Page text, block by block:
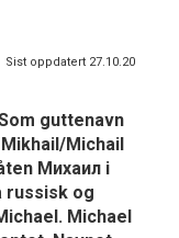
Sist oppdatert 27.10.20
guttenavn
Michail
Михаил i
russisk og
Michael